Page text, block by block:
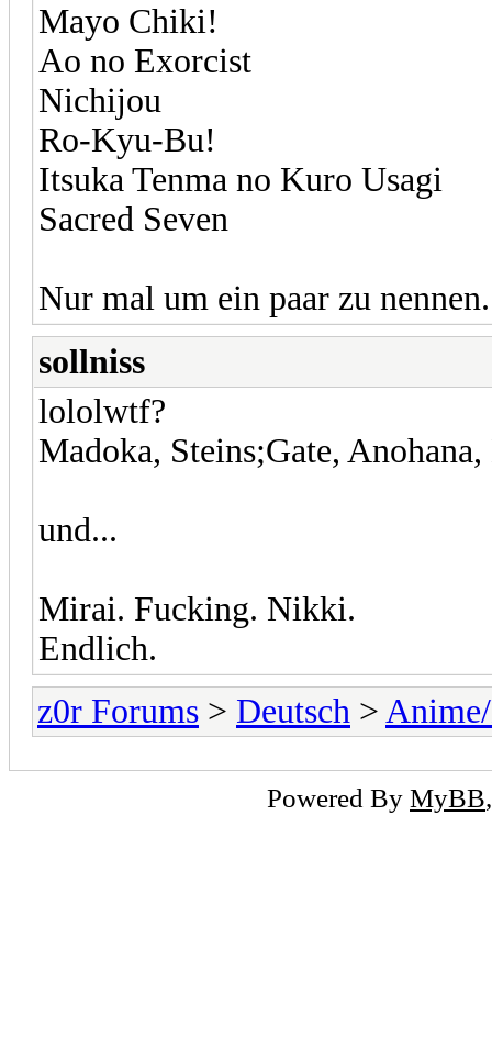
Mayo Chiki!
Ao no Exorcist
Nichijou
Ro-Kyu-Bu!
Itsuka Tenma no Kuro Usagi
Sacred Seven
Nur mal um ein paar zu
sollniss
lololwtf?
Madoka, Steins;Gate,
und...
Mirai. Fucking. Nikki.
Endlich.
z0r Forums > Deutsch >
Powered By MyBB